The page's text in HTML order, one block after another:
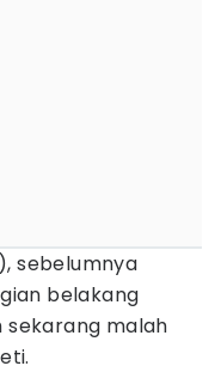
sebelumnya
belakang
sekarang malah